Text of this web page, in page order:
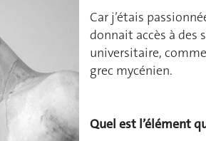
Car j’étais
donnait accès à des
universitaire,
grec mycénien.
Quel est l’élément